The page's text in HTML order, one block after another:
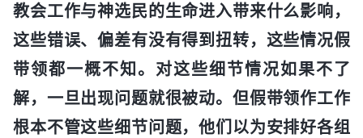
教会工作与神选民的生命进入带来什么影响，
这些错误、偏差有没有得到扭转，这些情况假
带领都一概不知。对这些细节情况如果不了
解，一旦出现问题就很被动。但假带领作工作
根本不管这些细节问题，他们以为安排好各组